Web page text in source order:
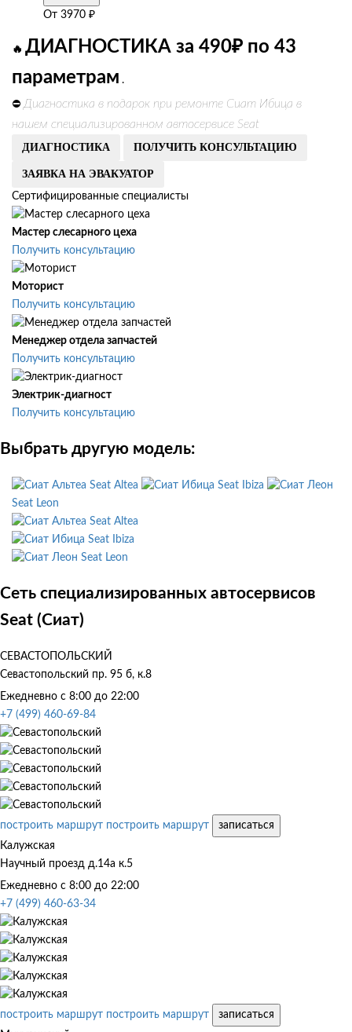
От 3970 ₽
🔥 ДИАГНОСТИКА за 490₽ по 43
параметрам .
⛔ Диагностика в подарок при ремонте Сиат Ибица в
нашем специализированном автосервисе Seat
ДИАГНОСТИКА ПОЛУЧИТЬ КОНСУЛЬТАЦИЮ
ЗАЯВКА НА ЭВАКУАТОР
Сертифицированные специалисты
Мастер слесарного цеха
Получить консультацию
Моторист
Получить консультацию
Менеджер отдела запчастей
Получить консультацию
Электрик-диагност
Получить консультацию
Выбрать другую модель:
Seat Altea
Seat Ibiza
Seat Leon
Seat Altea
Seat Ibiza
Seat Leon
Сеть специализированных автосервисов
Seat (Сиат)
СЕВАСТОПОЛЬСКИЙ
Севастопольский пр. 95 б, к.8
Ежедневно с 8:00 до 22:00
+7 (499) 460-69-84
построить маршрут построить маршрут
записаться
Калужская
Научный проезд д.14а к.5
Ежедневно с 8:00 до 22:00
+7 (499) 460-63-34
построить маршрут построить маршрут
записаться